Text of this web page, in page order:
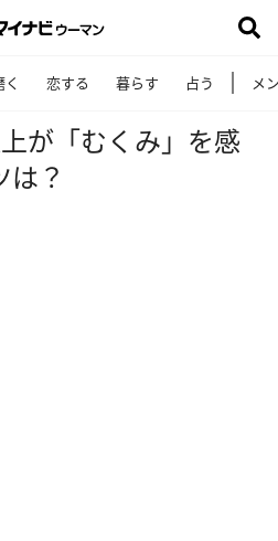
く 恋する 暮らす 占う メ
が「むくみ」を感
は？